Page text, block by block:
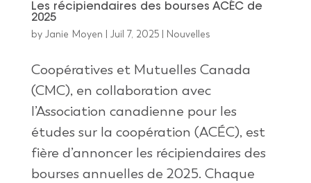
Les récipiendaires des bourses ACÉC de
2025
by Janie Moyen | Juil 7, 2025| Nouvelles
Coopératives et Mutuelles Canada
(CMC), en collaboration avec
l’Association canadienne pour les
études sur la coopération (ACÉC), est
fière d’annoncer les récipiendaires des
bourses annuelles de 2025. Chaque